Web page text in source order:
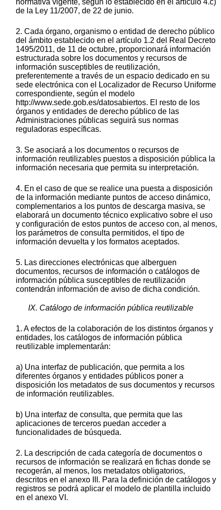
de la Ley 11/2007, de 22 de junio.
2. Cada órgano, organismo o entidad de derecho público
del ámbito establecido en el artículo 1.2 del Real Decreto
1495/2011, de 11 de octubre, proporcionará información
estructurada sobre los documentos y recursos de
información susceptibles de reutilización,
preferentemente a través de un espacio dedicado en su
sede electrónica con el Localizador de Recurso Uniforme
correspondiente, según el modelo
http://www.sede.gob.es/datosabiertos. El resto de los
órganos y entidades de derecho público de las
Administraciones públicas seguirá sus normas
reguladoras específicas.
3. Se asociará a los documentos o recursos de
información reutilizables puestos a disposición pública la
información necesaria que permita su interpretación.
4. En el caso de que se realice una puesta a disposición
de la información mediante puntos de acceso dinámico,
complementarios a los puntos de descarga masiva, se
elaborará un documento técnico explicativo sobre el uso
y configuración de estos puntos de acceso con, al menos,
los parámetros de consulta permitidos, el tipo de
información devuelta y los formatos aceptados.
5. Las direcciones electrónicas que alberguen
documentos, recursos de información o catálogos de
información pública susceptibles de reutilización
contendrán información de aviso de dicha condición.
IX. Catálogo de información pública reutilizable
1. A efectos de la colaboración de los distintos órganos y
entidades, los catálogos de información pública
reutilizable implementarán:
a) Una interfaz de publicación, que permita a los
diferentes órganos y entidades públicos poner a
disposición los metadatos de sus documentos y recursos
de información reutilizables.
b) Una interfaz de consulta, que permita que las
aplicaciones de terceros puedan acceder a
funcionalidades de búsqueda.
2. La descripción de cada categoría de documentos o
recursos de información se realizará en fichas donde se
recogerán, al menos, los metadatos obligatorios,
descritos en el anexo III. Para la definición de catálogos y
registros se podrá aplicar el modelo de plantilla incluido
en el anexo VI.